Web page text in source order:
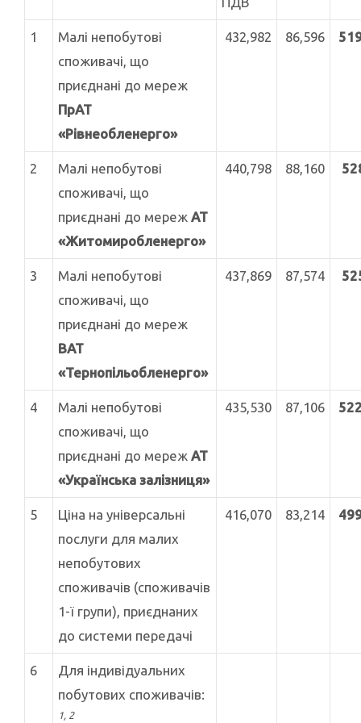
1
Малі непобутові
споживачі, що
приєднані до мереж
ПрАТ
«Рівнеобленерго»
432,982 86,596
2
Малі непобутові
споживачі, що
приєднані до мереж АТ
«Житомиробленерго»
440,798 88,160
3
Малі непобутові
споживачі, що
приєднані до мереж
ВАТ
«Тернопільобленерго»
437,869 87,574
4
Малі непобутові
споживачі, що
приєднані до мереж АТ
«Українська залізниця»
435,530 87,106
5
Ціна на універсальні
послуги для малих
непобутових
споживачів (споживачів
1-ї групи), приєднаних
до системи передачі
416,070 83,214
6
Для індивідуальних
побутових споживачів:
1, 2